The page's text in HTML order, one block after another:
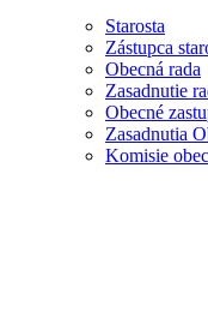
Starosta
Zástupca
Obecná rada
Zasadnutie
Obecné
Zasadnutia
Komisie